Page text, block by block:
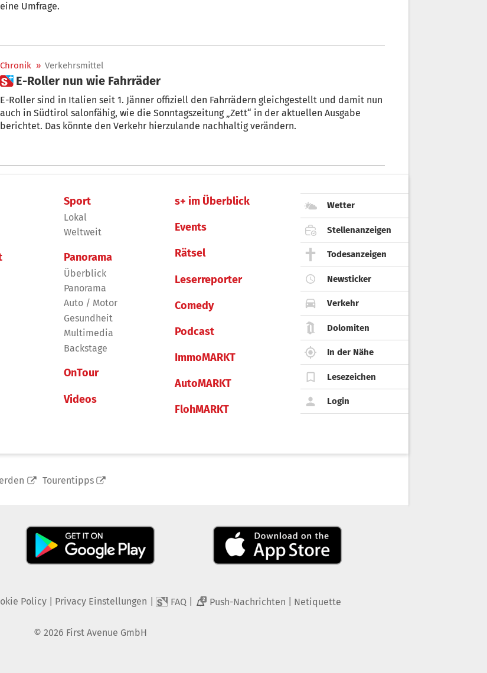
eine Umfrage.
Chronik » Verkehrsmittel
 E-Roller nun wie Fahrräder
E-Roller sind in Italien seit 1. Jänner offiziell den Fahrrädern gleichgestellt und damit nun
auch in Südtirol salonfähig, wie die Sonntagszeitung „Zett“ in der aktuellen Ausgabe
berichtet. Das könnte den Verkehr hierzulande nachhaltig verändern.
Sport
Lokal
Weltweit
Panorama
Überblick
Panorama
Auto / Motor
Gesundheit
Multimedia
Backstage
OnTour
Videos
s+ im Überblick
Events
Rätsel
Leserreporter
Comedy
Podcast
ImmoMARKT
AutoMARKT
FlohMARKT
Wetter
Stellenanzeigen
Todesanzeigen
Newsticker
Verkehr
Dolomiten
In der Nähe
Lesezeichen
Login
Tourentipps
Policy| Privacy Einstellungen FAQ 2 Push-Nachrichten Netiquette
© 2026 First Avenue GmbH